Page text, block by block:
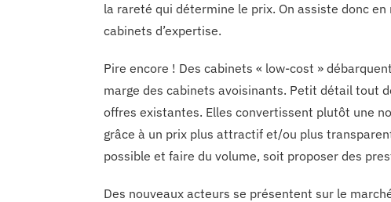
la rareté qui détermine le prix. On assiste donc
cabinets d’expertise.
Pire encore ! Des cabinets « low-cost »
marge des cabinets avoisinants. Petit détail tout
offres existantes. Elles convertissent plutôt une
grâce à un prix plus attractif et/ou plus
possible et faire du volume, soit proposer des
Des nouveaux acteurs se présentent sur le